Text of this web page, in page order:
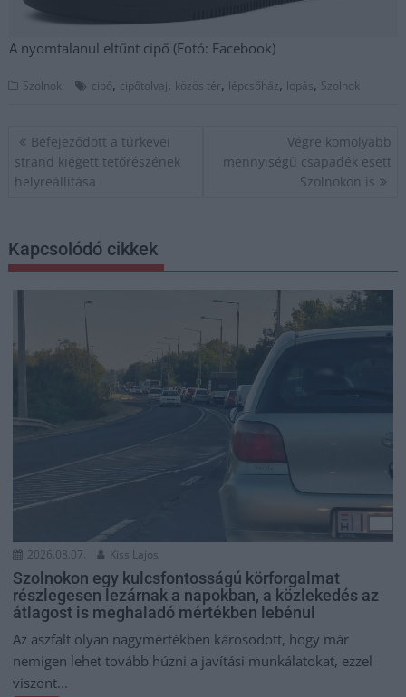
A nyomtalanul eltűnt cipő (Fotó: Facebook)
Szolnok cipő, cipőtolvaj, közös tér, lépcsőház, lopás, Szolnok
Bejegyzés
navigáció
Befejeződött a túrkevei
strand kiégett tetőrészének
helyreállítása
Végre komolyabb
mennyiségű csapadék esett
Szolnokon is
Kapcsolódó cikkek
2026.08.07. Kiss Lajos
Szolnokon egy kulcsfontosságú körforgalmat
részlegesen lezárnak a napokban, a közlekedés az
átlagost is meghaladó mértékben lebénul
Az aszfalt olyan nagymértékben károsodott, hogy már
nemigen lehet tovább húzni a javítási munkálatokat, ezzel
viszont...